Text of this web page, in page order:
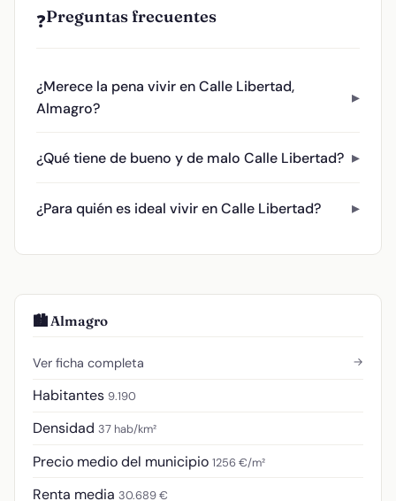
❓Preguntas frecuentes
¿Merece la pena vivir en Calle Libertad,
Almagro?
¿Qué tiene de bueno y de malo Calle Libertad?
¿Para quién es ideal vivir en Calle Libertad?
🏙️ Almagro
Ver ficha completa →
Habitantes 9.190
Densidad 37 hab/km²
Precio medio del municipio 1256 €/m²
Renta media 30.689 €